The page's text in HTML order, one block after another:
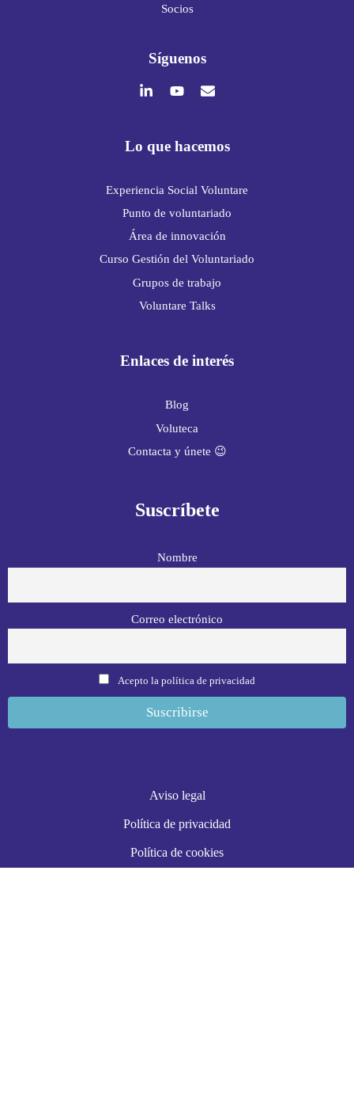
Socios
Síguenos
Lo que hacemos
Experiencia Social Voluntare
Punto de voluntariado
Área de innovación
Curso Gestión del Voluntariado
Grupos de trabajo
Voluntare Talks
Enlaces de interés
Blog
Voluteca
Contacta y únete 😉
Suscríbete
Nombre
Correo electrónico
Acepto la política de privacidad
Aviso legal
Política de privacidad
Política de cookies